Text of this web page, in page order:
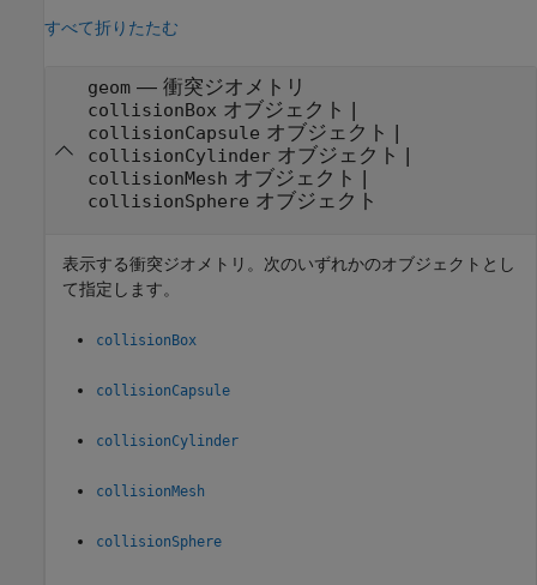
すべて折りたたむ
geom— 衝突ジオメトリ
collisionBox オブジェクト |
collisionCapsule オブジェクト |
collisionCylinderオブジェクト |
collisionMesh オブジェクト |
collisionSphere オブジェクト
表示する衝突ジオメトリ。次のいずれかのオブジェクトとし
て指定します。
collisionBox
collisionCapsule
collisionCylinder
collisionMesh
collisionSphere